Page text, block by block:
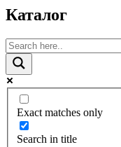
Каталог
Exact matches only
Search in title